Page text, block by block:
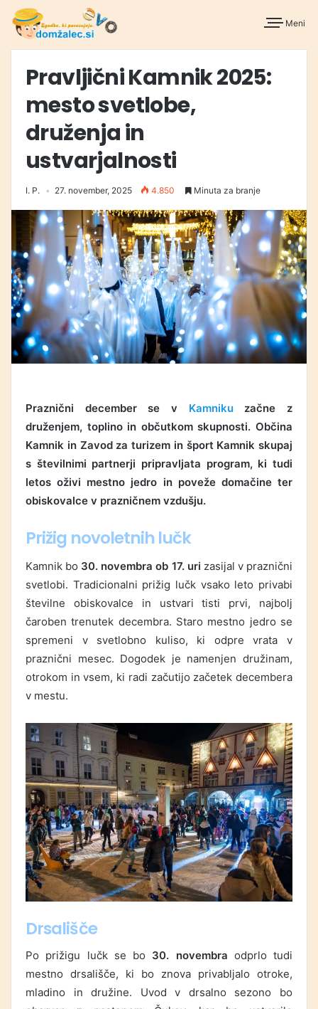
Meni
Pravljični Kamnik 2025:
mesto svetlobe,
druženja in
ustvarjalnosti
I. P. 27. november, 2025 4.850 Minuta za branje
Praznični december se v Kamnikuzačne z
druženjem, toplino in občutkom skupnosti. Občina
Kamnik in Zavod za turizem in šport Kamnik skupaj
s številnimi partnerji pripravljata program, ki tudi
letos oživi mestno jedro in poveže domačine ter
obiskovalce v prazničnem vzdušju.
Prižig novoletnih lučk
Kamnik bo 30. novembra ob 17. uri zasijal v praznični
svetlobi. Tradicionalni prižig lučk vsako leto privabi
številne obiskovalce in ustvari tisti prvi, najbolj
čaroben trenutek decembra. Staro mestno jedro se
spremeni v svetlobno kuliso, ki odpre vrata v
praznični mesec. Dogodek je namenjen družinam,
otrokom in vsem, ki radi začutijo začetek decembera
v mestu.
Drsališče
Po prižigu lučk se bo 30. novembra odprlo tudi
mestno drsališče, ki bo znova privabljalo otroke,
mladino in družine. Uvod v drsalno sezono bo